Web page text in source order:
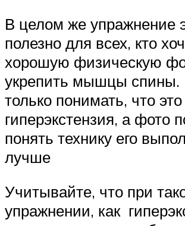
В целом же упражнение
полезно для всех, кто
хорошую физическую
укрепить мышцы
только понимать, что
гиперэкстензия, а фото
понять технику его
лучше
Учитывайте, что при
упражнении, как